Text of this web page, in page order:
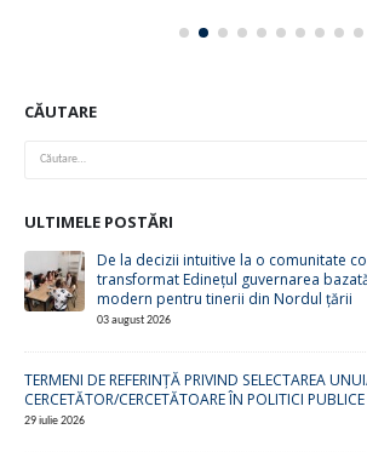
CĂUTARE
ULTIMELE POSTĂRI
De la decizii intuitive la o comunitate
transformat Edinețul guvernarea
modern pentru tinerii din Nordul țării
03 august 2026
TERMENI DE REFERINȚĂ PRIVIND SELECTAREA
CERCETĂTOR/CERCETĂTOARE ÎN POLITICI
29 iulie 2026